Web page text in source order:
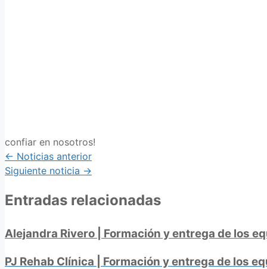
confiar en nosotros!
Posts
navigation
← Noticias anterior
Siguiente noticia →
Entradas relacionadas
Alejandra Rivero | Formación y entrega de los
PJ Rehab Clínica | Formación y entrega de los